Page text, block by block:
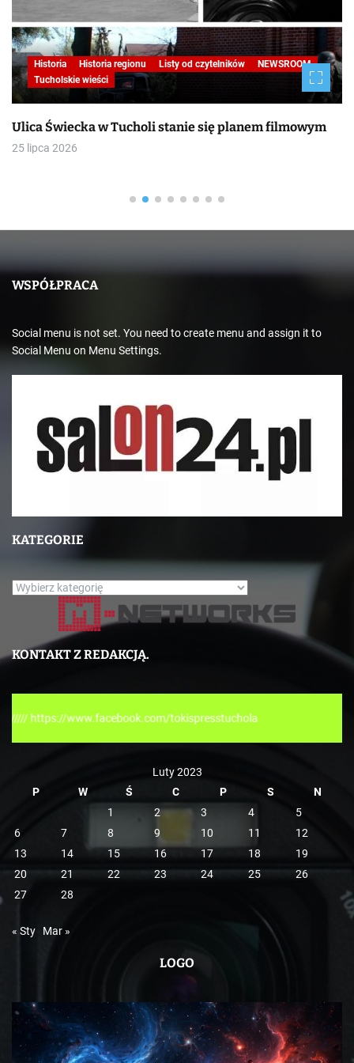
Historia Historia regionu Listy od czytelników
NEWSROOM
Tucholskie wieści
Ulica Świecka w Tucholi stanie się planem filmowym
25 lipca 2026
WSPÓŁPRACA
Social menu is not set. You need to create menu and assign it to
Social Menu on Menu Settings.
KATEGORIE
K
e
i
e
KONTAKT Z REDAKCJĄ.
tokispresstuchola
Luty 2023
P
W Ś C P S
N
1
2 3 4
5
6
7 8 9 10 11
12
13
14 15 16 17 18
19
20
21 22 23 24 25
26
27
28
« Sty Mar »
LOGO